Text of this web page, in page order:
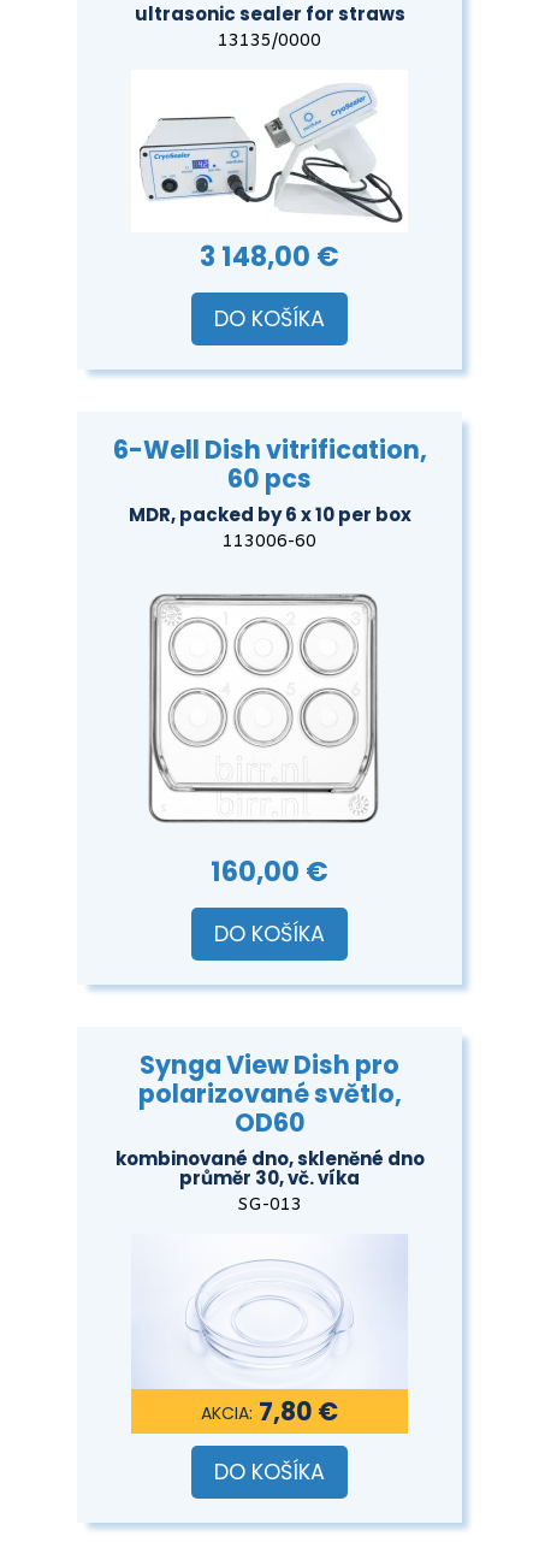
ultrasonic sealer for straws
13135/0000
3 148,00 €
DO KOŠÍKA
6-Well Dish vitrification,
60 pcs
MDR, packed by 6 x 10 per box
113006-60
160,00 €
DO KOŠÍKA
Synga View Dish pro
polarizované světlo,
OD60
kombinované dno, skleněné dno
průměr 30, vč. víka
SG-013
7,80 €
DO KOŠÍKA